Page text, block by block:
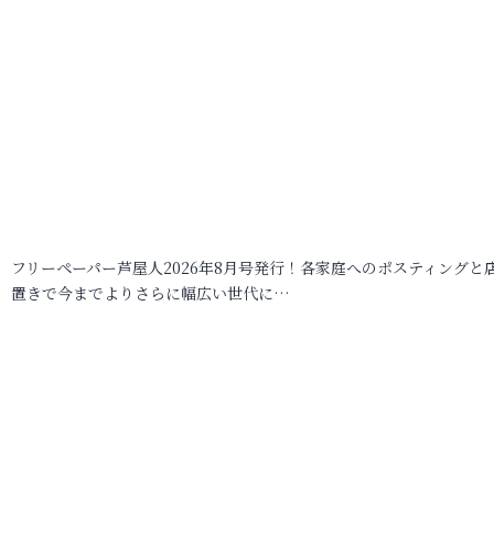
フリーペーパー芦屋人2026年8月号発行！各家庭へのポスティングと
置きで今までよりさらに幅広い世代に…